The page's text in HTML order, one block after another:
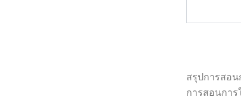
สรุปการสอน
การสอนกา